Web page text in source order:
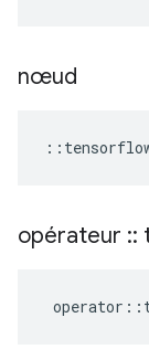
nœud
::
opérateur ::
operator ::